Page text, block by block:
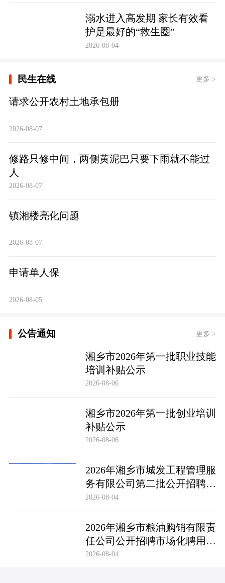
溺水进入高发期 家长有效看
护是最好的“救生圈”
2026-08-04
民生在线 更多 >
请求公开农村土地承包册
2026-08-07
修路只修中间，两侧黄泥巴只要下雨就不能过
人
2026-08-07
镇湘楼亮化问题
2026-08-07
申请单人保
2026-08-05
公告通知 更多 >
湘乡市2026年第一批职业技能
培训补贴公示
2026-08-06
湘乡市2026年第一批创业培训
补贴公示
2026-08-06
2026年湘乡市城发工程管理服
务有限公司第二批公开招聘市
场化聘用工作人员笔试成绩公
2026-08-04
2026年湘乡市粮油购销有限责
任公司公开招聘市场化聘用工
作人员笔试成绩公布及成绩复
2026-08-04